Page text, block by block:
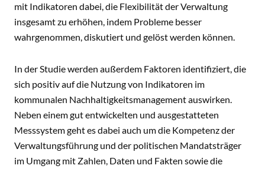
mit Indikatoren dabei, die Flexibilität der Verwaltung
insgesamt zu erhöhen, indem Probleme besser
wahrgenommen, diskutiert und gelöst werden können.
In der Studie werden außerdem Faktoren identifiziert, die
sich positiv auf die Nutzung von Indikatoren im
kommunalen Nachhaltigkeitsmanagement auswirken.
Neben einem gut entwickelten und ausgestatteten
Messsystem geht es dabei auch um die Kompetenz der
Verwaltungsführung und der politischen Mandatsträger
im Umgang mit Zahlen, Daten und Fakten sowie die